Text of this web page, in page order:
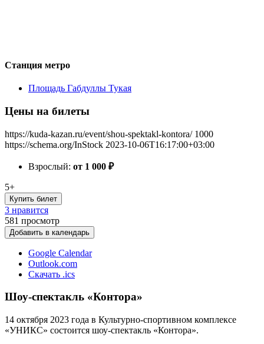
Станция метро
Площадь Габдуллы Тукая
Цены на билеты
https://kuda-kazan.ru/event/shou-spektakl-kontora/ 1000
https://schema.org/InStock 2023-10-06T16:17:00+03:00
Взрослый: от 1 000 ₽
5+
Купить билет
3 нравится
581 просмотр
Добавить в календарь
Google Calendar
Outlook.com
Скачать .ics
Шоу-спектакль «Контора»
14 октября 2023 года в Культурно-спортивном комплексе
«УНИКС» состоится шоу-спектакль «Контора».